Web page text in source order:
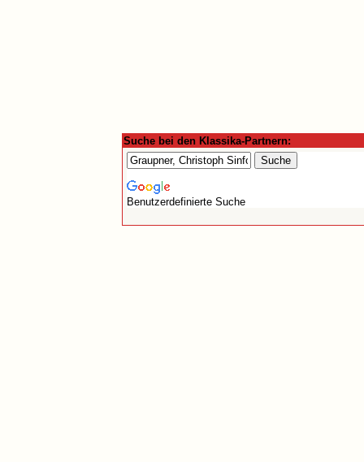
Suche bei den Klassika-Partnern:
Benutzerdefinierte Suche